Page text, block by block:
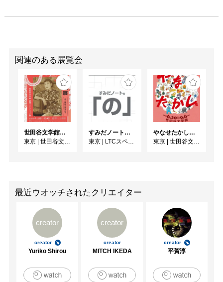
関連のある展覧会
世田谷文学館コレクション展 没後30年 宇野千代展
東京 | 世田谷文学館
すみだノート展2026 ~すみだノートの「の」～
東京 | LTCスペース
やなせたかし展 人生はよろこばせごっこ
東京 | 世田谷文学館
最近ウオッチされたクリエイター
creator
creator
Yuriko Shirou
creator
creator
MITCH IKEDA
creator
平賀淳